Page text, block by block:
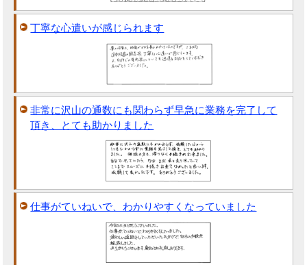
丁寧な心遣いが感じられます
非常に沢山の通数にも関わらず早急に業務を完了して
頂き、とても助かりました
仕事がていねいで、わかりやすくなっていました